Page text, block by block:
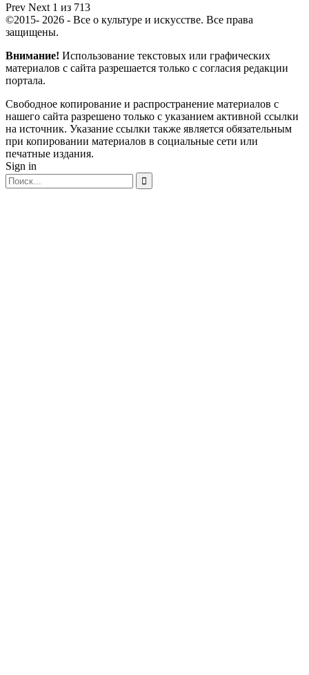
Prev Next 1 из 713
©2015- 2026 - Все о культуре и искусстве. Все права
защищены.
Внимание! Использование текстовых или графических
материалов с сайта разрешается только c согласия редакции
портала.
Свободное копирование и распространение материалов с
нашего сайта разрешено только с указанием активной ссылки
на источник. Указание ссылки также является обязательным
при копировании материалов в социальные сети или
печатные издания.
Sign in